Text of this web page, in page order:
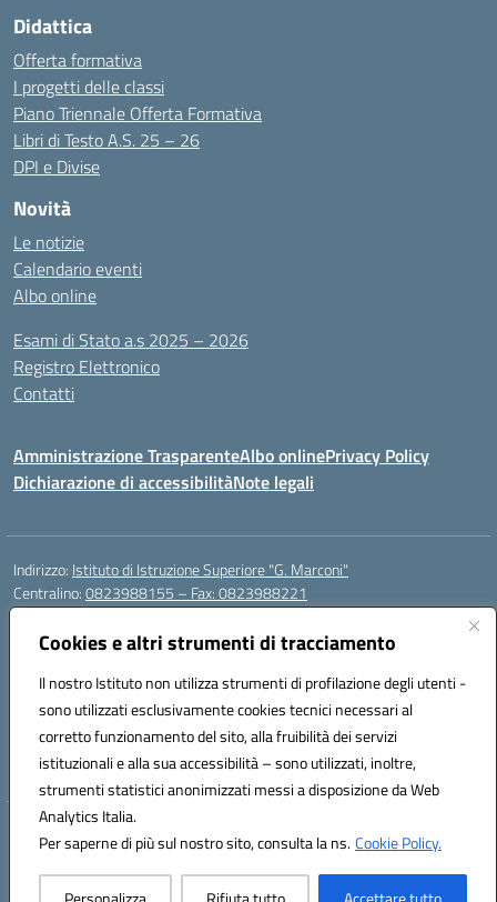
Cookies e altri strumenti di tracciamento
Il nostro Istituto non utilizza strumenti di profilazione degli utenti -
sono utilizzati esclusivamente cookies tecnici necessari al
corretto funzionamento del sito, alla fruibilità dei servizi
istituzionali e alla sua accessibilità – sono utilizzati, inoltre,
strumenti statistici anonimizzati messi a disposizione da Web
Analytics Italia.
Per saperne di più sul nostro sito, consulta la ns.Cookie Policy.
Didattica
Offerta formativa
I progetti delle classi
Piano Triennale Offerta Formativa
Libri di Testo A.S. 25 – 26
DPI e Divise
Novità
Le notizie
Calendario eventi
Albo online
Esami di Stato a.s 2025 – 2026
Registro Elettronico
Contatti
Amministrazione TrasparenteAlbo onlinePrivacy Policy
Dichiarazione di accessibilitàNote legali
Indirizzo: Istituto di Istruzione Superiore "G. Marconi"
Centralino:0823988155 – Fax: 0823988221
Email:
Posta elettronica certificata (PEC):ceis006006@pec.istruzione.it
Codice fiscale: 80004450617
Codice meccanografico:CEIS006006
Codice Indice delle Pubbliche Amministrazioni (IPA): istsc_ceis006006
Codice unico di fatturazione (CUF): UF8BPW
Hosting & Powered by 3D Solution S.r.l.
Concept & Design by Designers Italia